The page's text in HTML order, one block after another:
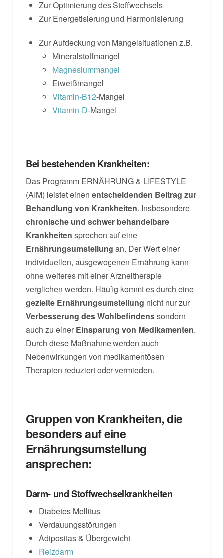
Zur Optimierung des Stoffwechsels
Zur Energetisierung und Harmonisierung
Zur Aufdeckung von Mangelsituationen z.B.
Mineralstoffmangel
Magnesiummangel
Eiweißmangel
Vitamin-B12-Mangel
Vitamin-D-Mangel
Bei bestehenden Krankheiten:
Das Programm ERNÄHRUNG & LIFESTYLE
(AIM) leistet einen entscheidenden Beitrag zur
Behandlung von Krankheiten. Insbesondere
chronische und schwer behandelbare
Krankheiten sprechen auf eine
Ernährungsumstellung an. Der Wert einer
individuellen, ausgewogenen Ernährung kann
ohne weiteres mit einer Arzneitherapie
verglichen werden. Häufig kommt es durch eine
gezielte Ernährungsumstellung nicht nur zur
Verbesserung des Wohlbefindenssondern
auch zu einer Einsparung von Medikamenten.
Durch diese Maßnahme werden auch
Nebenwirkungen von medikamentösen
Therapien reduziert oder vermieden.
Gruppen von Krankheiten, die
besonders auf eine
Ernährungsumstellung
ansprechen:
Darm- und Stoffwechselkrankheiten
Diabetes Mellitus
Verdauungsstörungen
Adipositas & Übergewicht
Reizdarm